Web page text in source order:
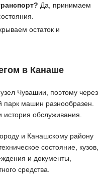
Да, принимаем
остаток и
в Канаше
Чувашии, поэтому через
парк машин разнообразен.
обслуживания.
и Канашскому району
состояние, кузов,
и документы,
средства.